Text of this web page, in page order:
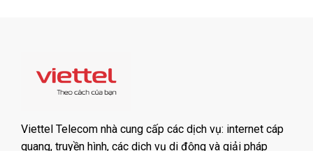
Viettel Telecom nhà cung cấp các dịch vụ: internet cáp
quang, truyền hình, các dịch vụ di động và giải pháp